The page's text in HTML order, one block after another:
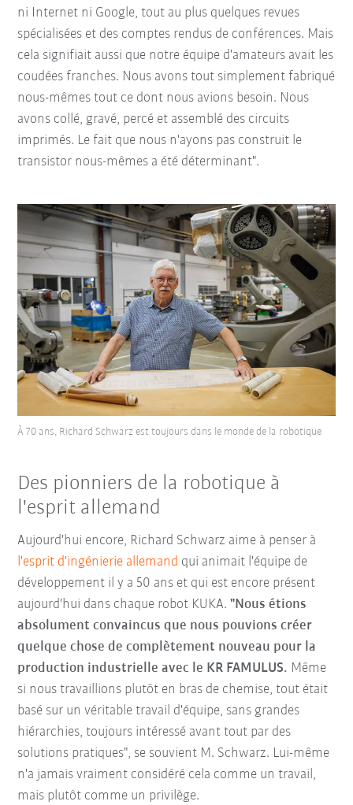
ni Internet ni Google, tout au plus quelques revues
spécialisées et des comptes rendus de conférences. Mais
cela signifiait aussi que notre équipe d'amateurs avait les
coudées franches. Nous avons tout simplement fabriqué
nous-mêmes tout ce dont nous avions besoin. Nous
avons collé, gravé, percé et assemblé des circuits
imprimés. Le fait que nous n'ayons pas construit le
transistor nous-mêmes a été déterminant".
À 70 ans, Richard Schwarz est toujours dans le monde de la robotique
Des pionniers de la robotique à
l'esprit allemand
Aujourd'hui encore, Richard Schwarz aime à penser à
l'esprit d'ingénierie allemand qui animait l'équipe de
développement il y a 50 ans et qui est encore présent
aujourd'hui dans chaque robot KUKA."Nous étions
absolument convaincus que nous pouvions créer
quelque chose de complètement nouveau pour la
production industrielle avec le KR FAMULUS. Même
si nous travaillions plutôt en bras de chemise, tout était
basé sur un véritable travail d'équipe, sans grandes
hiérarchies, toujours intéressé avant tout par des
solutions pratiques", se souvient M. Schwarz. Lui-même
n'a jamais vraiment considéré cela comme un travail,
mais plutôt comme un privilège.